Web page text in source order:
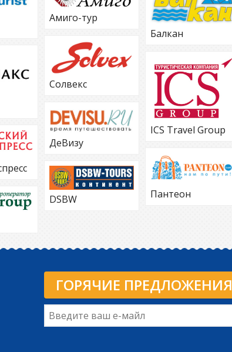
Амиго-тур
Солвекс
ДеВизу
DSBW
Балкан
ICS Travel Group
Пантеон
ГОРЯЧИЕ ПРЕДЛОЖЕНИЯ